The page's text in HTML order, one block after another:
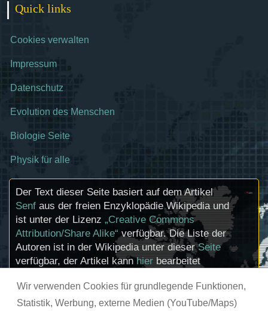
Wir verwenden Cookies für grundlegende Funktionen,
Statistik, Werbung, externe Medien (YouTube/Maps)
Quick links
Cookies verwalten
Impressum
Datenschutz
Evolution des Menschen
Biologie Seite
Physik für alle
Der Text dieser Seite basiert auf dem Artikel
Senf aus der freien Enzyklopädie Wikipedia und
ist unter der Lizenz „Creative Commons
Attribution/Share Alike“ verfügbar. Die Liste der
Autoren ist in der Wikipedia unter dieserSeite
verfügbar, der Artikel kannhierbearbeitet
zum Lizenzstatus eingebundener Mediendateien
(etwa Bilder oder Videos) können im Regelfall